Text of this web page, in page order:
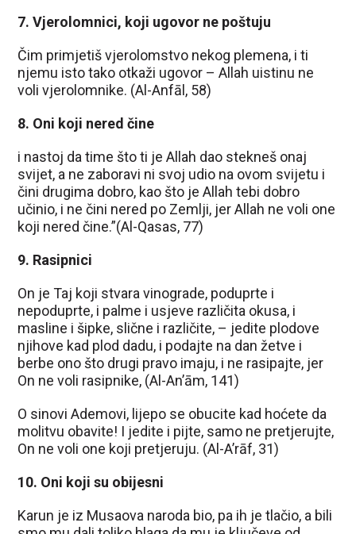
7. Vjerolomnici, koji ugovor ne poštuju
Čim primjetiš vjerolomstvo nekog plemena, i ti
njemu isto tako otkaži ugovor – Allah uistinu ne
voli vjerolomnike. (Al-Anfāl, 58)
8. Oni koji nered čine
i nastoj da time što ti je Allah dao stekneš onaj
svijet, a ne zaboravi ni svoj udio na ovom svijetu i
čini drugima dobro, kao što je Allah tebi dobro
učinio, i ne čini nered po Zemlji, jer Allah ne voli one
koji nered čine.”(Al-Qasas, 77)
9. Rasipnici
On je Taj koji stvara vinograde, poduprte i
nepoduprte, i palme i usjeve različita okusa, i
masline i šipke, slične i različite, – jedite plodove
njihove kad plod dadu, i podajte na dan žetve i
berbe ono što drugi pravo imaju, i ne rasipajte, jer
On ne voli rasipnike, (Al-An’ām, 141)
O sinovi Ademovi, lijepo se obucite kad hoćete da
molitvu obavite! I jedite i pijte, samo ne pretjerujte,
On ne voli one koji pretjeruju. (Al-A’rāf, 31)
10. Oni koji su obijesni
Karun je iz Musaova naroda bio, pa ih je tlačio, a bili